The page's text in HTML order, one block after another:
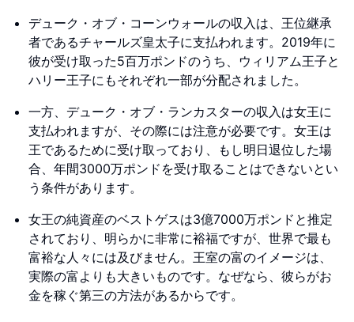
デューク・オブ・コーンウォールの収入は、王位継承
者であるチャールズ皇太子に支払われます。2019年に
彼が受け取った5百万ポンドのうち、ウィリアム王子と
ハリー王子にもそれぞれ一部が分配されました。
一方、デューク・オブ・ランカスターの収入は女王に
支払われますが、その際には注意が必要です。女王は
王であるために受け取っており、もし明日退位した場
合、年間3000万ポンドを受け取ることはできないとい
う条件があります。
女王の純資産のベストゲスは3億7000万ポンドと推定
されており、明らかに非常に裕福ですが、世界で最も
富裕な人々には及びません。王室の富のイメージは、
実際の富よりも大きいものです。なぜなら、彼らがお
金を稼ぐ第三の方法があるからです。